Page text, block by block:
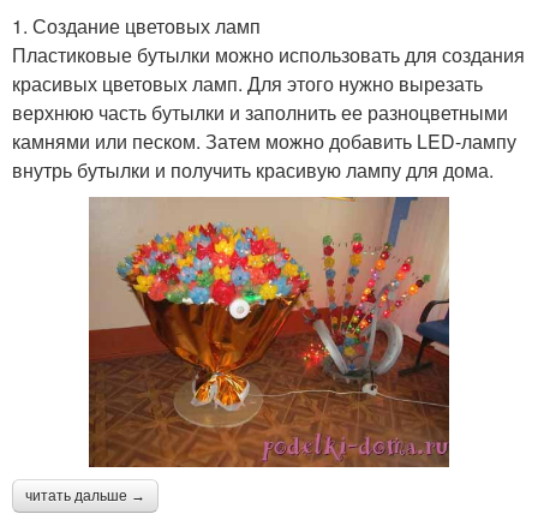
1. Создание цветовых ламп
Пластиковые бутылки можно использовать для создания
красивых цветовых ламп. Для этого нужно вырезать
верхнюю часть бутылки и заполнить ее разноцветными
камнями или песком. Затем можно добавить LED-лампу
внутрь бутылки и получить красивую лампу для дома.
читать дальше →